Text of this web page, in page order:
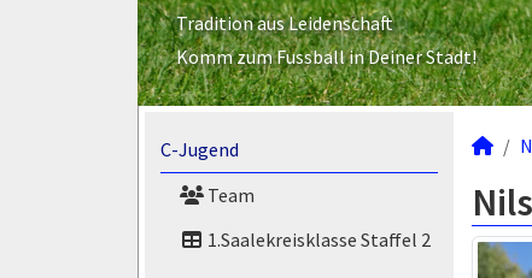
Tradition aus Leidenschaft
Komm zum Fussball in Deiner Stadt!
C-Jugend
Team
1.Saalekreisklasse Staffel 2